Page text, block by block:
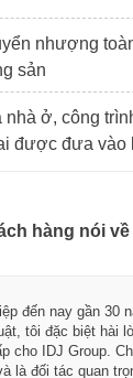
nhượng
sản
ở, công
được đưa vào
hàng nói
Dương Cafe, tôi
của LawKey.
pháp luật và kế
triển hơn, phục